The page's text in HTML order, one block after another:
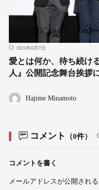
2025年6月7日
愛とは何か、待ち続け
人』公開記念舞台挨拶
Hajime Minamoto
コメント （0件）
コメントを書く
メールアドレスが公開され